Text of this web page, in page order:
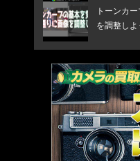
トーンカ
を調整しよ